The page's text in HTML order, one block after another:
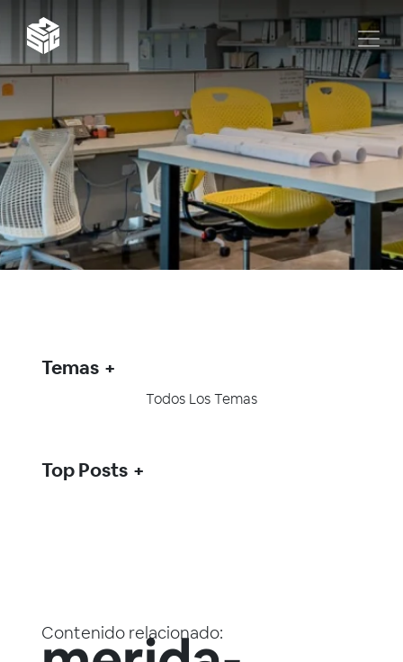
Contenido relacionado:
Temas
Todos Los Temas
Top Posts